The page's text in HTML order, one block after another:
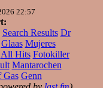
22:57
Search Results Dr
Glaas Mujeres
All Hits Fotokiller
Mantarochen
Gas Genn